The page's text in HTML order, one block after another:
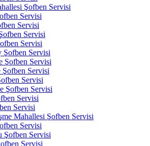
Şofben Servisi
Servisi
Servisi
Servisi
Servisi
Şofben Servisi
Şofben Servisi
Şofben Servisi
Servisi
Şofben Servisi
Servisi
Servisi
Mahallesi Şofben Servisi
Servisi
Şofben Servisi
Servisi